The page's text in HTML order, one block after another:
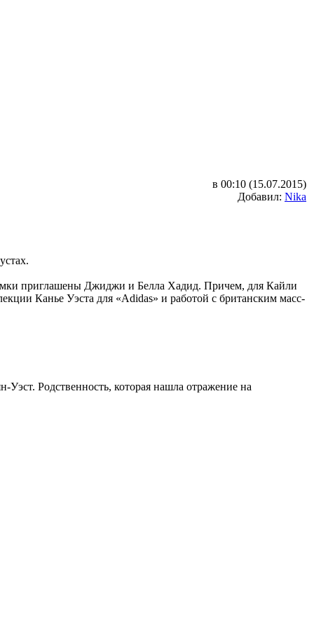
в 00:10 (15.07.2015)
Добавил: Nika
приглашены Джиджи и Белла Хадид. Причем, для Кайли
Канье Уэста для «Adidas» и работой с британским масс-
Родственность, которая нашла отражение на